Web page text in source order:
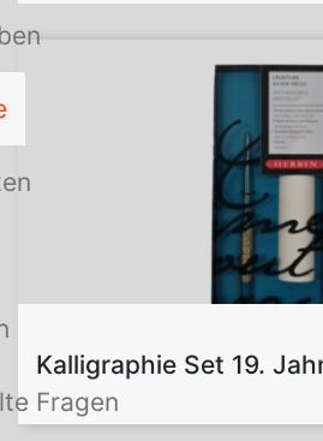
Fragen
Kalligraphie Set 19.